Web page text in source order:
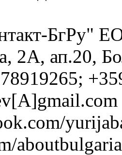
БгРу"
2А, ап.20,
aboutbulgaria